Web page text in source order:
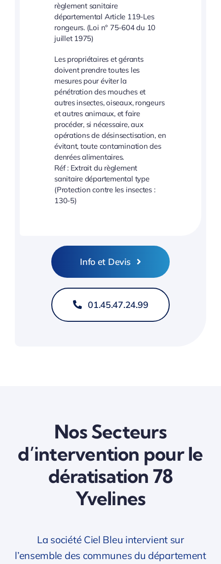
règlement sanitaire
départemental Article 119-Les
rongeurs. (Loi n° 75-604 du 10
juillet 1975)
Les propriétaires et gérants
doivent prendre toutes les
mesures pour éviter la
pénétration des mouches et
autres insectes, oiseaux, rongeurs
et autres animaux, et faire
procéder, si nécessaire, aux
opérations de désinsectisation, en
évitant, toute contamination des
denrées alimentaires.
Réf : Extrait du règlement
sanitaire départemental type
(Protection contre les insectes :
130-5)
Info et Devis
01.45.47.24.99
Nos Secteurs
d’intervention pour le
dératisation 78
Yvelines
La société Ciel Bleu intervient sur
l’ensemble des communes du département